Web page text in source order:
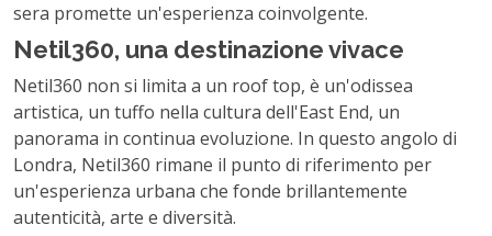
sera promette un'esperienza coinvolgente.
Netil360, una destinazione vivace
Netil360 non si limita a un roof top, è un'odissea
artistica, un tuffo nella cultura dell'East End, un
panorama in continua evoluzione. In questo angolo di
Londra, Netil360 rimane il punto di riferimento per
un'esperienza urbana che fonde brillantemente
autenticità, arte e diversità.